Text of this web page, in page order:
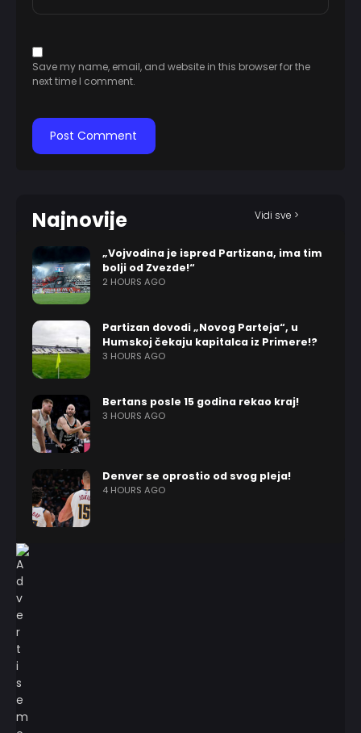
Save my name, email, and website in this browser for the
next time I comment.
Najnovije Vidi sve >
„Vojvodina je ispred Partizana, ima tim
bolji od Zvezde!“
2 HOURS AGO
Partizan dovodi „Novog Parteja“, u
Humskoj čekaju kapitalca iz Primere!?
3 HOURS AGO
Bertans posle 15 godina rekao kraj!
3 HOURS AGO
Denver se oprostio od svog pleja!
4 HOURS AGO